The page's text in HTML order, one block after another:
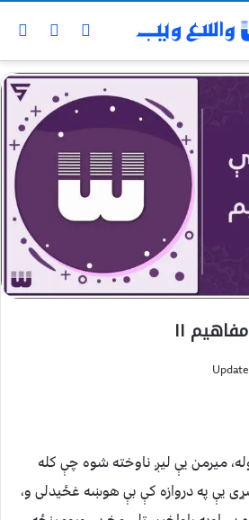
١١
میرمن یې لیږ ناوخته شوه چې کله
یې په دروازه کې بې هوښه غځیدلی و،